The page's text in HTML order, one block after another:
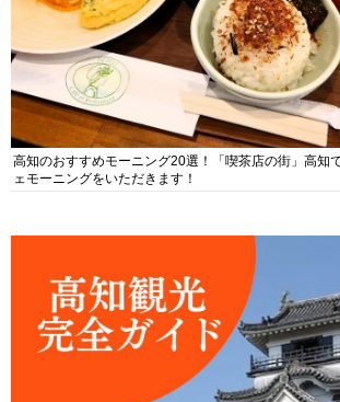
高知のおすすめモーニング20選！「喫茶店の街」高知
ェモーニングをいただきます！